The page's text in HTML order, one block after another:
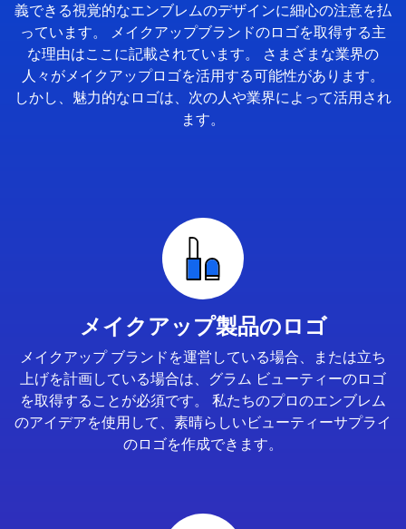
義できる視覚的なエンブレムのデザインに細心の注意を払
っています。 メイクアップブランドのロゴを取得する主
な理由はここに記載されています。 さまざまな業界の
人々がメイクアップロゴを活用する可能性があります。
しかし、魅力的なロゴは、次の人や業界によって活用され
ます。
メイクアップ製品のロゴ
メイクアップ ブランドを運営している場合、または立ち
上げを計画している場合は、グラム ビューティーのロゴ
を取得することが必須です。 私たちのプロのエンブレム
のアイデアを使用して、素晴らしいビューティーサプライ
のロゴを作成できます。